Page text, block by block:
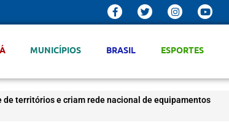
MUNICÍPIOS BRASIL ESPORTES
territórios e criam rede nacional de equipamentos